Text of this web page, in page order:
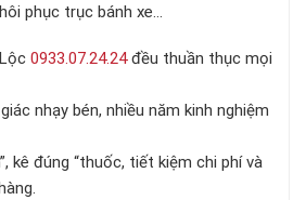
trục bánh xe…
0933.07.24.24đều thuần thục mọi
nhạy bén, nhiều năm kinh nghiệm
kê đúng “thuốc, tiết kiệm chi phí và